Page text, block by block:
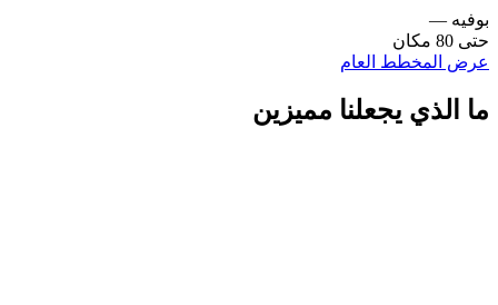
بوفيه —
حتى 80 مكان
عرض المخطط العام
ما الذي يجعلنا مميزين